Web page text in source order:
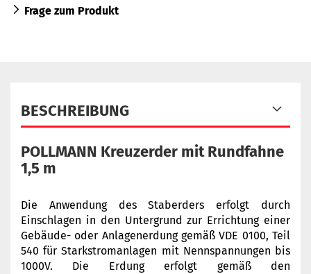
Frage zum Produkt
BESCHREIBUNG
POLLMANN Kreuzerder mit Rundfahne
1,5 m
Die Anwendung des Staberders erfolgt durch
Einschlagen in den Untergrund zur Errichtung einer
Gebäude- oder Anlagenerdung gemäß VDE 0100, Teil
540 für Starkstromanlagen mit Nennspannungen bis
1000V. Die Erdung erfolgt gemäß den